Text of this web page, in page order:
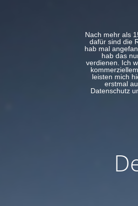
Nach mehr als
dafür sind die
hab mal
hab das
verdienen. Ich
leisten mich
erstmal
Datenschutz